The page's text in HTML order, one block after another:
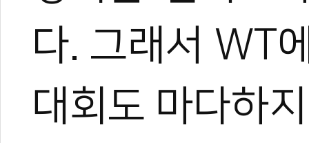
다. 그래서 WT
대회도 마다하